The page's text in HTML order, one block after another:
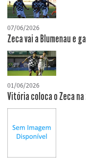
07/06/2026
Zeca vai a Blumenau e
01/06/2026
Vitória coloca o Zeca